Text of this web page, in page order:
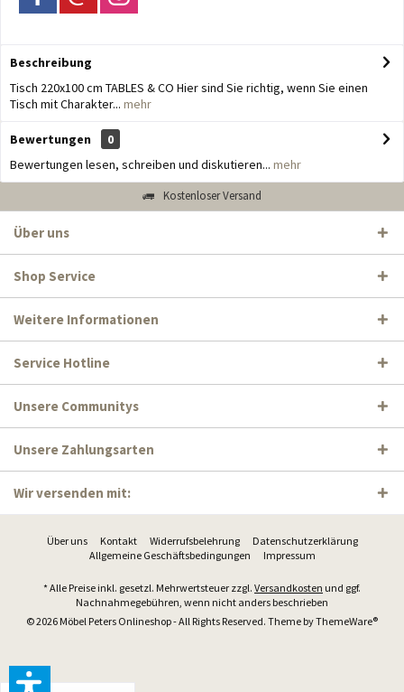
Beschreibung
Tisch 220x100 cm TABLES & CO Hier sind Sie richtig, wenn Sie einen
Tisch mit Charakter... mehr
Bewertungen
0
Bewertungen lesen, schreiben und diskutieren... mehr
Kostenloser Versand
Über uns
Shop Service
Weitere Informationen
Service Hotline
Unsere Communitys
Unsere Zahlungsarten
Wir versenden mit:
Über uns Kontakt Widerrufsbelehrung
Datenschutzerklärung
Allgemeine Geschäftsbedingungen
Impressum
* Alle Preise inkl. gesetzl. Mehrwertsteuer zzgl. Versandkosten und ggf.
Nachnahmegebühren, wenn nicht anders beschrieben
© 2026 Möbel Peters Onlineshop - All Rights Reserved. Theme byThemeWare®